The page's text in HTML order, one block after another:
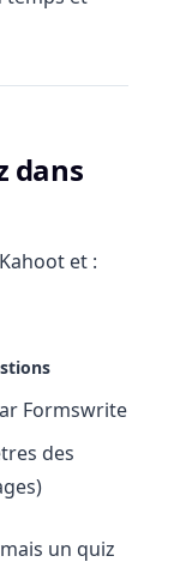
dans
et :
Formswrite
des
un quiz